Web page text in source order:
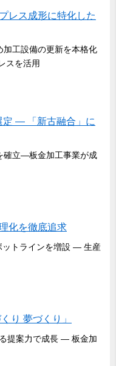
レス成形に特化した
工設備の更新を本格化
スを活用
定 ― 「新古融合」に
確立―板金加工事業が成
化を徹底追求
ットラインを増設 ― 生産
り 夢づくり」
る提案力で成長 ― 板金加